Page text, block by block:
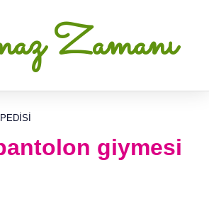
Zamanı
giymesi